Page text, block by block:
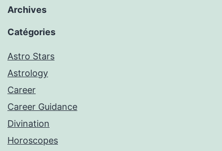
Archives
Catégories
Astro Stars
Astrology
Career
Career Guidance
Divination
Horoscopes